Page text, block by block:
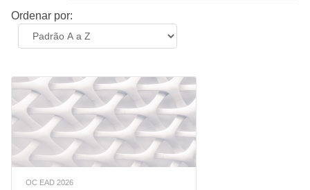
Ordenar por:
OC EAD 2026